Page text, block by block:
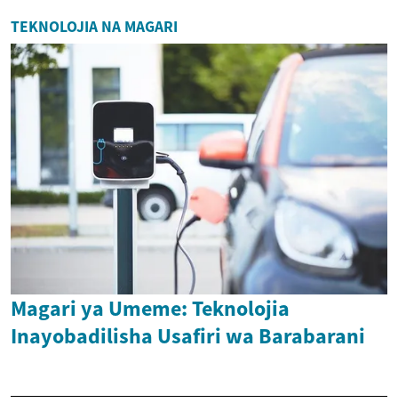
TEKNOLOJIA NA MAGARI
Magari ya Umeme: Teknolojia
Inayobadilisha Usafiri wa Barabarani